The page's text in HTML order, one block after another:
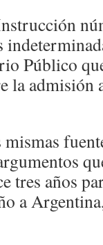
Público
la admisión
tres años
a